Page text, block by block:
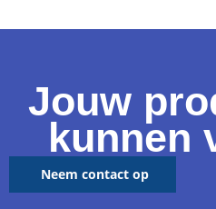
Jouw
kunnen
Neem contact op